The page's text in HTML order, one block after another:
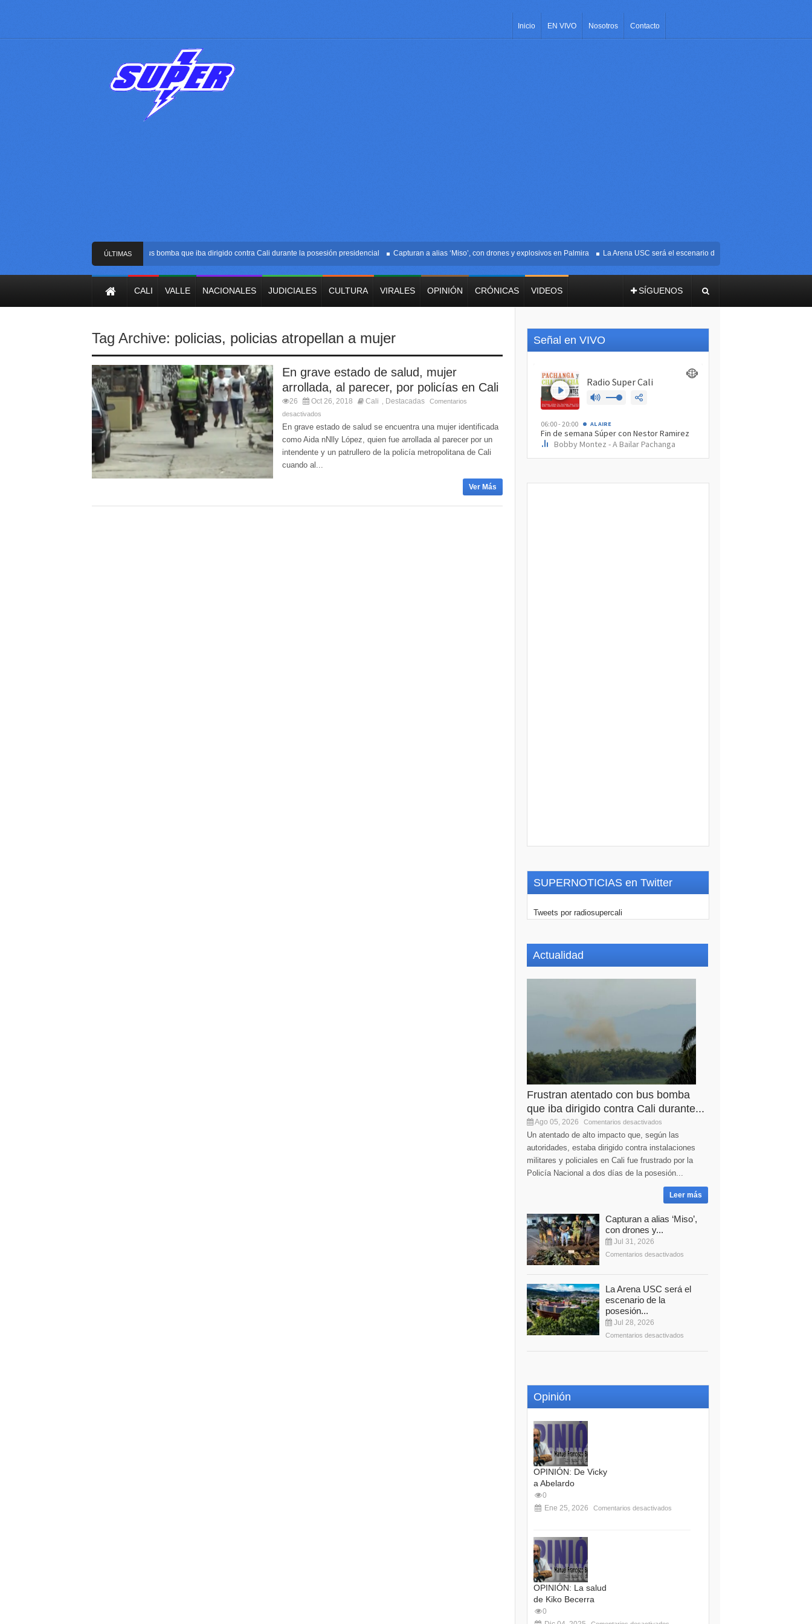
Inicio EN VIVO Nosotros Contacto
ÚLTIMAS
NOTICIAS
Frustran atentado con bus bomba que iba dirigido contra Cali durante la posesión presidencial Capturan a alias ‘Miso’, con drones y explosivos en Palmira La Arena USC será el escenario de la posesión presidencial de
CALI VALLE NACIONALES JUDICIALES CULTURA VIRALES OPINIÓN CRÓNICAS VIDEOS SÍGUENOS
Tag Archive: policias, policias atropellan a mujer
En grave estado de salud, mujer
arrollada, al parecer, por policías en Cali
26 Oct 26, 2018 Cali Destacadas
Comentarios
desactivados
En grave estado de salud se encuentra una mujer identificada
como Aida nNlly López, quien fue arrollada al parecer por un
intendente y un patrullero de la policía metropolitana de Cali
cuando al...
Ver Más
Señal en VIVO
SUPERNOTICIAS en Twitter
Tweets por radiosupercali
Actualidad
Frustran atentado con bus bomba
que iba dirigido contra Cali durante...
Ago 05, 2026 Comentarios desactivados
Un atentado de alto impacto que, según las
autoridades, estaba dirigido contra instalaciones
militares y policiales en Cali fue frustrado por la
Policía Nacional a dos días de la posesión...
Leer más
Capturan a alias ‘Miso’,
con drones y...
Jul 31, 2026
Comentarios desactivados
La Arena USC será el
escenario de la
posesión...
Jul 28, 2026
Comentarios desactivados
Opinión
OPINIÓN: De Vicky
a Abelardo
0
Ene 25, 2026
Comentarios desactivados
OPINIÓN: La salud
de Kiko Becerra
0